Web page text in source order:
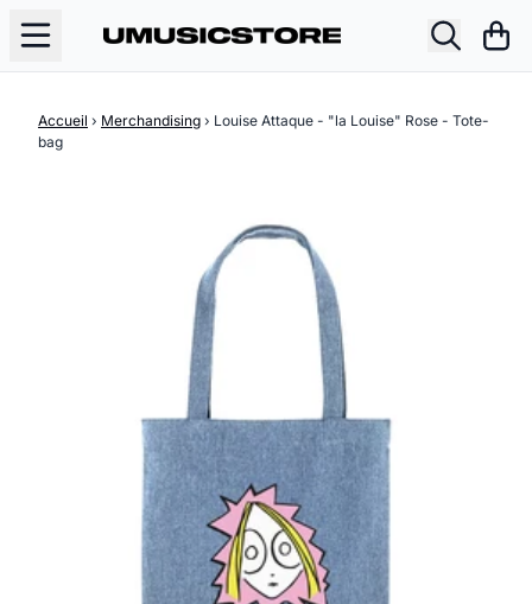
Accueil › Merchandising › Louise Attaque - "la Louise" Rose - Tote-
bag